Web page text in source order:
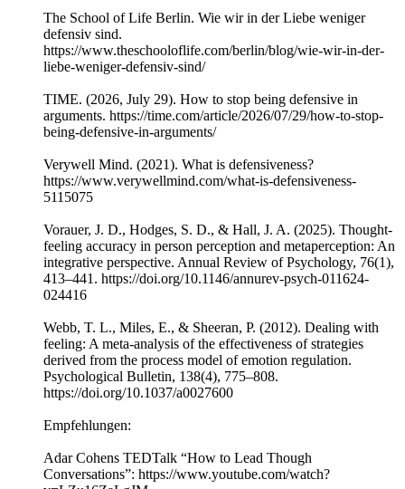
The School of Life Berlin. Wie wir in der Liebe weniger
defensiv sind.
https://www.theschooloflife.com/berlin/blog/wie-wir-in-der-
liebe-weniger-defensiv-sind/
TIME. (2026, July 29). How to stop being defensive in
arguments. https://time.com/article/2026/07/29/how-to-stop-
being-defensive-in-arguments/
Verywell Mind. (2021). What is defensiveness?
https://www.verywellmind.com/what-is-defensiveness-
5115075
Vorauer, J. D., Hodges, S. D., & Hall, J. A. (2025). Thought-
feeling accuracy in person perception and metaperception: An
integrative perspective. Annual Review of Psychology, 76(1),
413–441. https://doi.org/10.1146/annurev-psych-011624-
024416
Webb, T. L., Miles, E., & Sheeran, P. (2012). Dealing with
feeling: A meta-analysis of the effectiveness of strategies
derived from the process model of emotion regulation.
Psychological Bulletin, 138(4), 775–808.
https://doi.org/10.1037/a0027600
Empfehlungen:
Adar Cohens TEDTalk “How to Lead Though
Conversations”: https://www.youtube.com/watch?